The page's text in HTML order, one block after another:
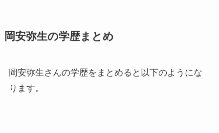
岡安弥生の学歴まとめ
岡安弥生さんの学歴をまとめると以下のようにな
ります。